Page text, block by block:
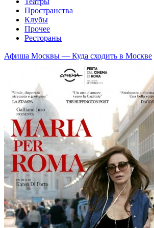
Пространства
Клубы
Прочее
Рестораны
Афиша Москвы — Куда сходить в Москве